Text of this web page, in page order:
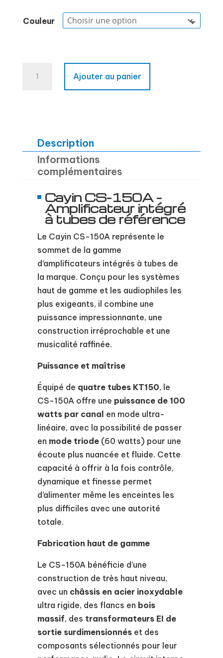
Couleur
Ajouter au panier
Description
Informations
complémentaires
Cayin CS-150A –
Amplificateur intégré
à tubes de référence
Le Cayin CS-150A représente le
sommet de la gamme
d’amplificateurs intégrés à tubes de
la marque. Conçu pour les systèmes
haut de gamme et les audiophiles les
plus exigeants, il combine une
puissance impressionnante, une
construction irréprochable et une
musicalité raffinée.
Puissance et maîtrise
Équipé de quatre tubes KT150, le
CS-150A offre une puissance de 100
watts par canal en mode ultra-
linéaire, avec la possibilité de passer
en mode triode(60 watts) pour une
écoute plus nuancée et fluide. Cette
capacité à offrir à la fois contrôle,
dynamique et finesse permet
d’alimenter même les enceintes les
plus difficiles avec une autorité
totale.
Fabrication haut de gamme
Le CS-150A bénéficie d’une
construction de très haut niveau,
avec un châssis en acier inoxydable
ultra rigide, des flancs en bois
massif, des transformateurs EI de
sortie surdimensionnéset des
composants sélectionnés pour leur